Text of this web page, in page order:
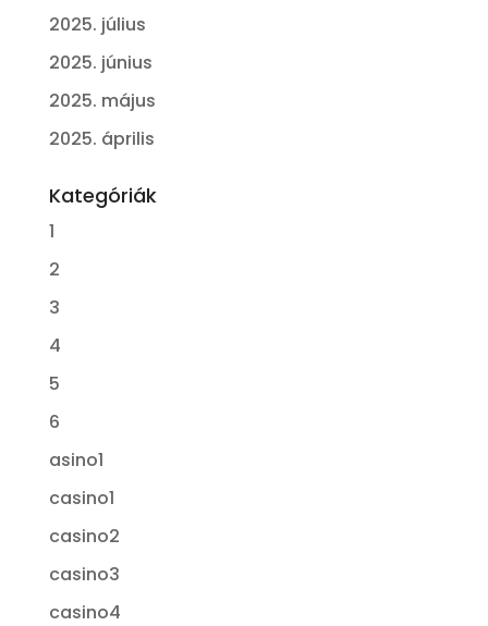
2025. július
2025. június
2025. május
2025. április
Kategóriák
1
2
3
4
5
6
asino1
casino1
casino2
casino3
casino4